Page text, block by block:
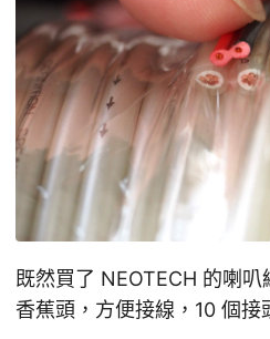
既然買了 NEOTECH 的喇
香蕉頭，方便接線，10 個接